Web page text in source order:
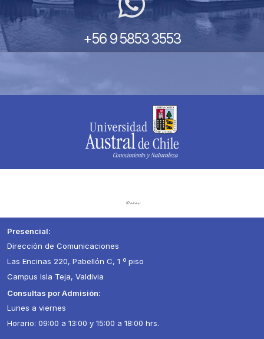
+56 9 5853 3553
Presencial:
Dirección de Comunicaciones
Las Encinas 220, Pabellón C, 1 º piso
Campus Isla Teja, Valdivia
Consultas por Admisión:
Lunes a viernes
Horario: 09:00 a 13:00 y 15:00 a 18:00 hrs.